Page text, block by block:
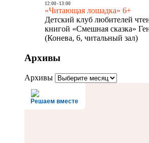
12:00- 13:00
«Читающая лошадка» 6+
Детский клуб любителей
книгой «Смешная сказка»
(Конева, 6, читальный зал)
Архивы
Архивы
Решаем вместе